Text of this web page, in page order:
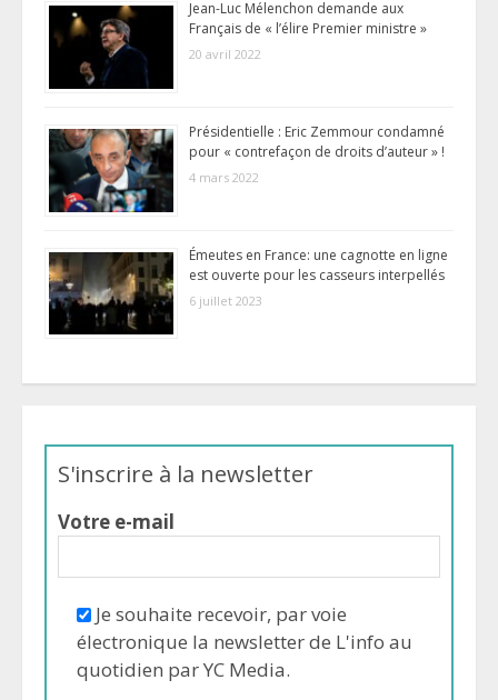
Jean-Luc Mélenchon demande aux
Français de « l’élire Premier ministre »
20 avril 2022
Présidentielle : Eric Zemmour condamné
pour « contrefaçon de droits d’auteur » !
4 mars 2022
Émeutes en France: une cagnotte en ligne
est ouverte pour les casseurs interpellés
6 juillet 2023
S'inscrire à la newsletter
Votre e-mail
Je souhaite recevoir, par voie
électronique la newsletter de L'info au
quotidien par YC Media.